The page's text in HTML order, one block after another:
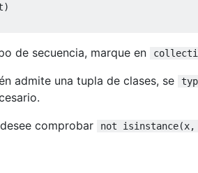
)
de secuencia, marque en
admite una tupla de clases, se
comprobar
not